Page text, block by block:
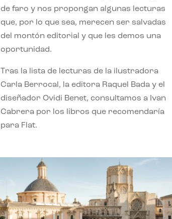
de faro y nos propongan algunas lecturas
que, por lo que sea, merecen ser salvadas
del montón editorial y que les demos una
oportunidad.
Tras la lista de lecturas de la ilustradora
Carla Berrocal, la editora Raquel Bada y el
diseñador Ovidi Benet, consultamos a Ivan
Cabrera por los libros que recomendaría
para Flat.